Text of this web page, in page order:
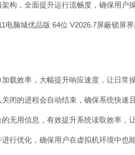
，全面提升运行流畅度，确保用户操
脑城优品版 64位 V2026.7屏蔽锁屏
效率，大幅提升响应速度，让日常操
的进程会自动结束，确保系统快速且
用信息，有效提升系统读取效率，让
优化，确保用户在虚拟机环境中也能